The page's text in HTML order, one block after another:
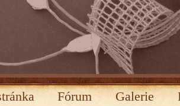
Fórum Galerie